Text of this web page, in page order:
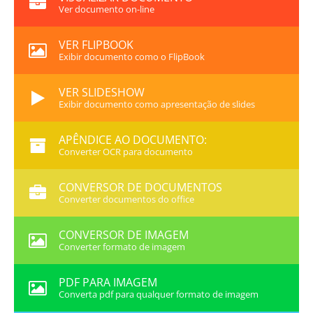
Ver documento on-line
VER FLIPBOOK
Exibir documento como o FlipBook
VER SLIDESHOW
Exibir documento como apresentação de slides
APÊNDICE AO DOCUMENTO:
Converter OCR para documento
CONVERSOR DE DOCUMENTOS
Converter documentos do office
CONVERSOR DE IMAGEM
Converter formato de imagem
PDF PARA IMAGEM
Converta pdf para qualquer formato de imagem